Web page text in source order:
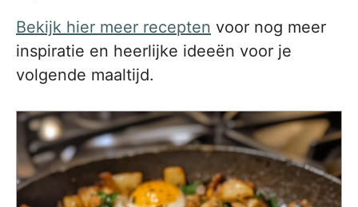
Bekijk hier meer recepten voor nog meer
inspiratie en heerlijke ideeën voor je
volgende maaltijd.